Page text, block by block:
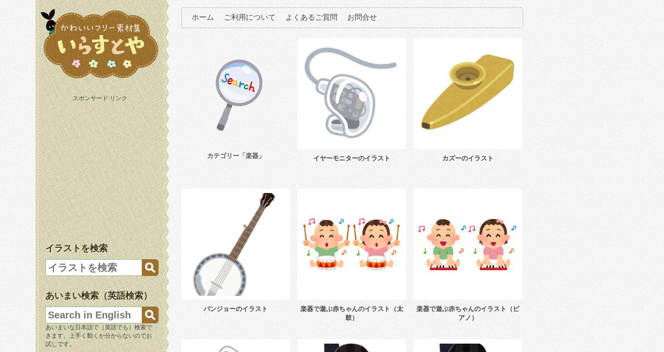
スポンサード リンク
イラストを検索
あいまい検索（英語検索）
あいまいな日本語で（英語でも）検索で
きます。上手く動くか分からないのでお
試しです。
ホーム ご利用について よくあるご質問 お問合せ
カテゴリー「楽器」 イヤーモニターのイラスト カズーのイラスト
バンジョーのイラスト
楽器で遊ぶ赤ちゃんのイラスト（太
鼓）
楽器で遊ぶ赤ちゃんのイラスト（ピ
アノ）